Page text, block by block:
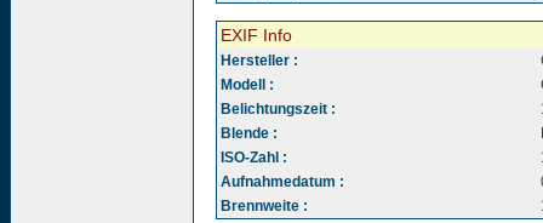
EXIF Info
Hersteller :
Modell :
Belichtungszeit :
Blende :
ISO-Zahl :
Aufnahmedatum :
Brennweite :